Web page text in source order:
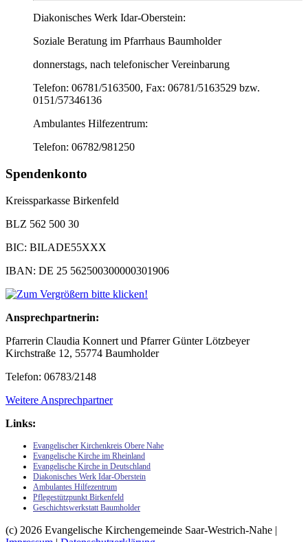
Diakonisches Werk Idar-Oberstein:
Soziale Beratung im Pfarrhaus Baumholder
donnerstags, nach telefonischer Vereinbarung
Telefon: 06781/5163500, Fax: 06781/5163529 bzw.
0151/57346136
Ambulantes Hilfezentrum:
Telefon: 06782/981250
Spendenkonto
Kreissparkasse Birkenfeld
BLZ 562 500 30
BIC: BILADE55XXX
IBAN: DE 25 562500300000301906
Ansprechpartnerin:
Pfarrerin Claudia Konnert und Pfarrer Günter Lötzbeyer
Kirchstraße 12, 55774 Baumholder
Telefon: 06783/2148
Weitere Ansprechpartner
Links:
Evangelischer Kirchenkreis Obere Nahe
Evangelische Kirche im Rheinland
Evangelische Kirche in Deutschland
Diakonisches Werk Idar-Oberstein
Ambulantes Hilfezentrum
Pflegestützpunkt Birkenfeld
Geschichtswerkstatt Baumholder
(c) 2026 Evangelische Kirchengemeinde Saar-Westrich-Nahe |